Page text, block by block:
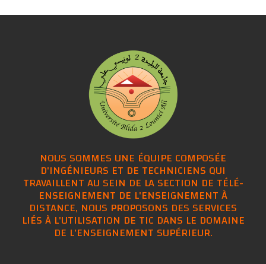
NOUS SOMMES UNE ÉQUIPE COMPOSÉE
D'INGÉNIEURS ET DE TECHNICIENS QUI
TRAVAILLENT AU SEIN DE LA SECTION DE TÉLÉ-
ENSEIGNEMENT DE L'ENSEIGNEMENT À
DISTANCE, NOUS PROPOSONS DES SERVICES
LIÉS À L'UTILISATION DE TIC DANS LE DOMAINE
DE L'ENSEIGNEMENT SUPÉRIEUR.